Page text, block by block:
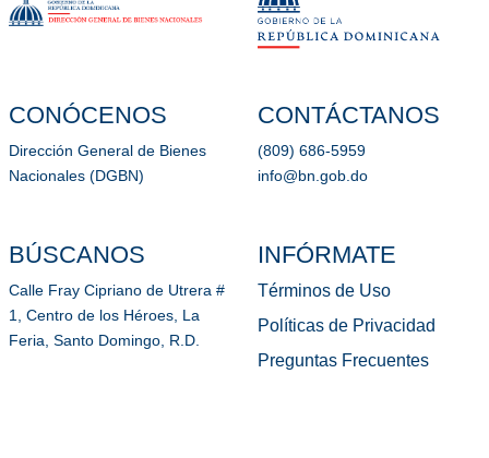
CONÓCENOS
Dirección General de Bienes
Nacionales (DGBN)
BÚSCANOS
Calle Fray Cipriano de Utrera #
1, Centro de los Héroes, La
Feria, Santo Domingo, R.D.
CONTÁCTANOS
(809) 686-5959
info@bn.gob.do
INFÓRMATE
Términos de Uso
Políticas de Privacidad
Preguntas Frecuentes